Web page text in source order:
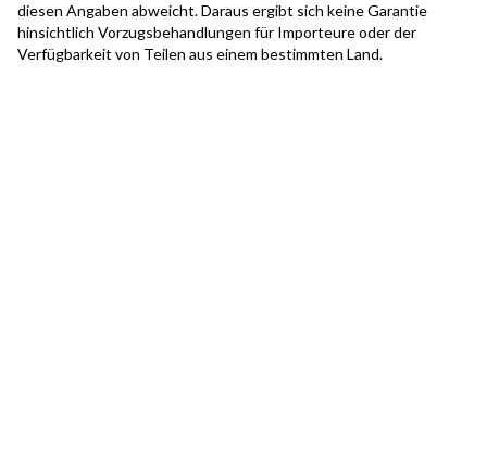
diesen Angaben abweicht. Daraus ergibt sich keine Garantie
hinsichtlich Vorzugsbehandlungen für Importeure oder der
Verfügbarkeit von Teilen aus einem bestimmten Land.